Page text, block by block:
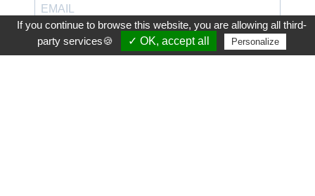
J'accepte de recevoir vos e-mails et confirme avoir
If you continue to browse this website, you are allowing all third-
party services🍪
✓ OK, accept all Personalize